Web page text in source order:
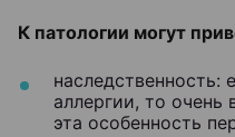
К патологии могут
наследственность:
аллергии, то очень
эта особенность